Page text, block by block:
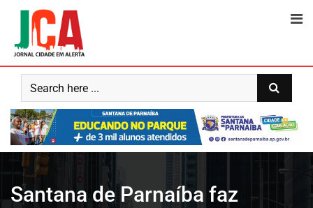
content
Santana de Parnaíba faz